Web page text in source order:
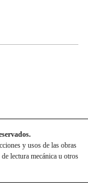
y usos de las obras
lectura mecánica u otros